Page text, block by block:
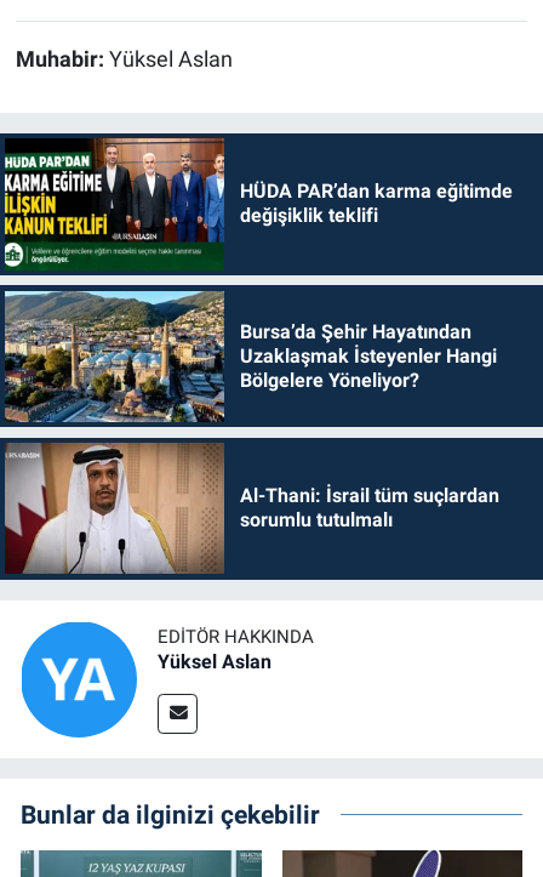
Muhabir: Yüksel Aslan
HÜDA PAR’dan karma eğitimde
değişiklik teklifi
Bursa’da Şehir Hayatından
Uzaklaşmak İsteyenler Hangi
Bölgelere Yöneliyor?
Al-Thani: İsrail tüm suçlardan
sorumlu tutulmalı
EDITÖR HAKKINDA
Yüksel Aslan
Bunlar da ilginizi çekebilir